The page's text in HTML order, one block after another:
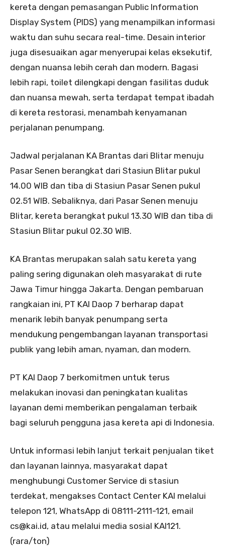
kereta dengan pemasangan Public Information
Display System (PIDS) yang menampilkan informasi
waktu dan suhu secara real-time. Desain interior
juga disesuaikan agar menyerupai kelas eksekutif,
dengan nuansa lebih cerah dan modern. Bagasi
lebih rapi, toilet dilengkapi dengan fasilitas duduk
dan nuansa mewah, serta terdapat tempat ibadah
di kereta restorasi, menambah kenyamanan
perjalanan penumpang.
Jadwal perjalanan KA Brantas dari Blitar menuju
Pasar Senen berangkat dari Stasiun Blitar pukul
14.00 WIB dan tiba di Stasiun Pasar Senen pukul
02.51 WIB. Sebaliknya, dari Pasar Senen menuju
Blitar, kereta berangkat pukul 13.30 WIB dan tiba di
Stasiun Blitar pukul 02.30 WIB.
KA Brantas merupakan salah satu kereta yang
paling sering digunakan oleh masyarakat di rute
Jawa Timur hingga Jakarta. Dengan pembaruan
rangkaian ini, PT KAI Daop 7 berharap dapat
menarik lebih banyak penumpang serta
mendukung pengembangan layanan transportasi
publik yang lebih aman, nyaman, dan modern.
PT KAI Daop 7 berkomitmen untuk terus
melakukan inovasi dan peningkatan kualitas
layanan demi memberikan pengalaman terbaik
bagi seluruh pengguna jasa kereta api di Indonesia.
Untuk informasi lebih lanjut terkait penjualan tiket
dan layanan lainnya, masyarakat dapat
menghubungi Customer Service di stasiun
terdekat, mengakses Contact Center KAI melalui
telepon 121, WhatsApp di 08111-2111-121, email
cs@kai.id, atau melalui media sosial KAI121.
(rara/ton)